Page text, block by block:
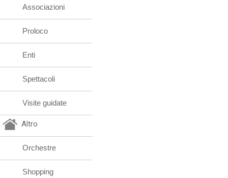
Associazioni
Proloco
Enti
Spettacoli
Visite guidate
Altro
Orchestre
Shopping